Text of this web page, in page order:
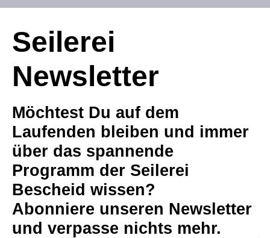
Seilerei
Newsletter
Möchtest Du auf dem
Laufenden bleiben und immer
über das spannende
Programm der Seilerei
Bescheid wissen?
Abonniere unseren Newsletter
und verpasse nichts mehr.